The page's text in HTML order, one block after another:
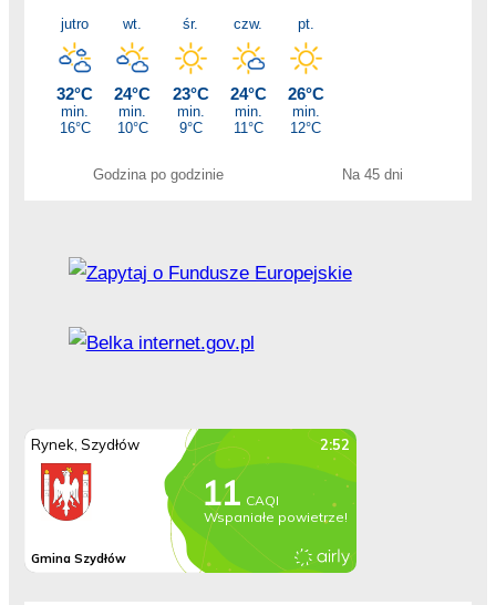
Godzina po godzinie Na 45 dni